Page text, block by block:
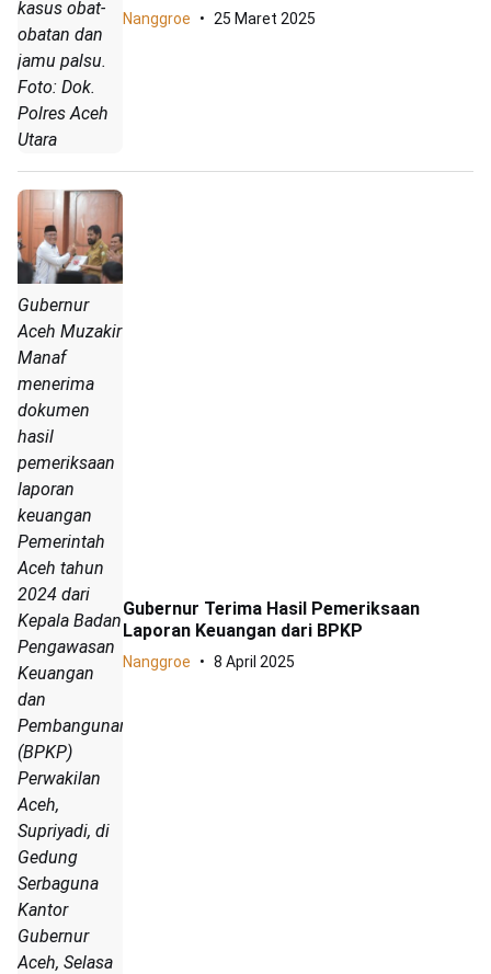
kasus obat-
obatan dan
jamu palsu.
Foto: Dok.
Polres Aceh
Utara
Nanggroe 25 Maret 2025
Gubernur
Aceh Muzakir
Manaf
menerima
dokumen
hasil
pemeriksaan
laporan
keuangan
Pemerintah
Aceh tahun
2024 dari
Kepala Badan
Pengawasan
Keuangan
dan
Pembangunan
(BPKP)
Perwakilan
Aceh,
Supriyadi, di
Gedung
Serbaguna
Kantor
Gubernur
Aceh, Selasa
Gubernur Terima Hasil Pemeriksaan
Laporan Keuangan dari BPKP
Nanggroe 8 April 2025